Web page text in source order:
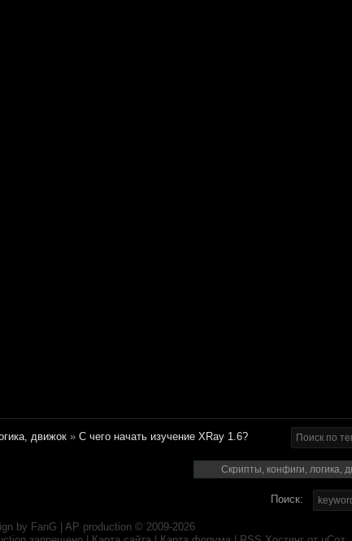
движок » С чего начать изучение XRay 1.6?
Поиск:
by FanG AP production © 2009-2026